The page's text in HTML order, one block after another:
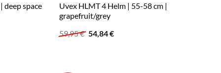
deep space
Uvex HLMT 4 Helm | 55-58 cm |
grapefruit/grey
59,95€ Ursprünglicher
Preis
54,84€Aktueller